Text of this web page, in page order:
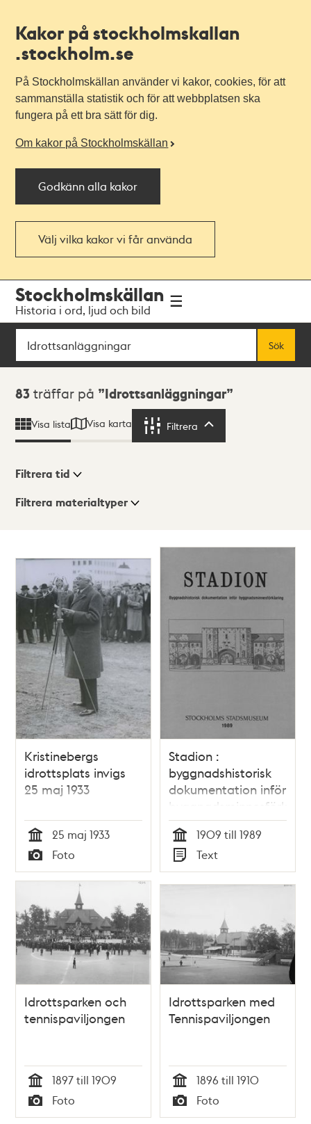
Kakor på stockholmskallan
.stockholm.se
På Stockholmskällan använder vi kakor, cookies, för att
sammanställa statistik och för att webbplatsen ska
fungera på ett bra sätt för dig.
Om kakor på Stockholmskällan
Godkänn alla kakor
Välj vilka kakor vi får använda
navigationen
huvudinnehållet
Stockholmskällan
Historia i ord, ljud och bild
Sök
Sök
Sökresultat
83 träffar på Idrottsanläggningar
Visa lista Visa karta Filtrera
Visningsläge
Lista
Karta
Filtrera tid
Filtrera materialtyper
Kristinebergs
idrottsplats invigs
25 maj 1933
Tid
25 maj 1933
Typ
Foto
Stadion :
byggnadshistorisk
dokumentation inför
Tid
1909 till 1989
Typ
Text
Idrottsparken och
tennispaviljongen
Tid
1897 till 1909
Typ
Foto
Idrottsparken med
Tennispaviljongen
Tid
1896 till 1910
Typ
Foto